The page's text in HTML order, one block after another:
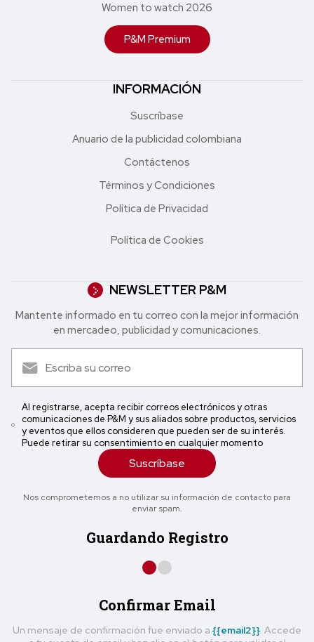
Women to watch 2026
P&M Premium
INFORMACIÓN
Suscríbase
Anuario de la publicidad colombiana
Contáctenos
Términos y Condiciones
Política de Privacidad
Política de Cookies
NEWSLETTER P&M
Mantente informado en tu correo con la mejor in formación
en mercadeo, publicidad y comunicaciones.
Al registrarse, acepta recibir correos electrónicos y otras
comunicaciones de P&M y sus aliados sobre productos, servicios
y eventos que ellos consideren que pueden ser de su interés.
Puede retirar su consentimiento en cualquier momento
Suscríbase
Nos comprometemos a no utilizar su información de contacto para
enviar spam.
Guardando Registro
Confirmar Email
Un mensaje de confirmación fue enviado a {{email2}}. Accede